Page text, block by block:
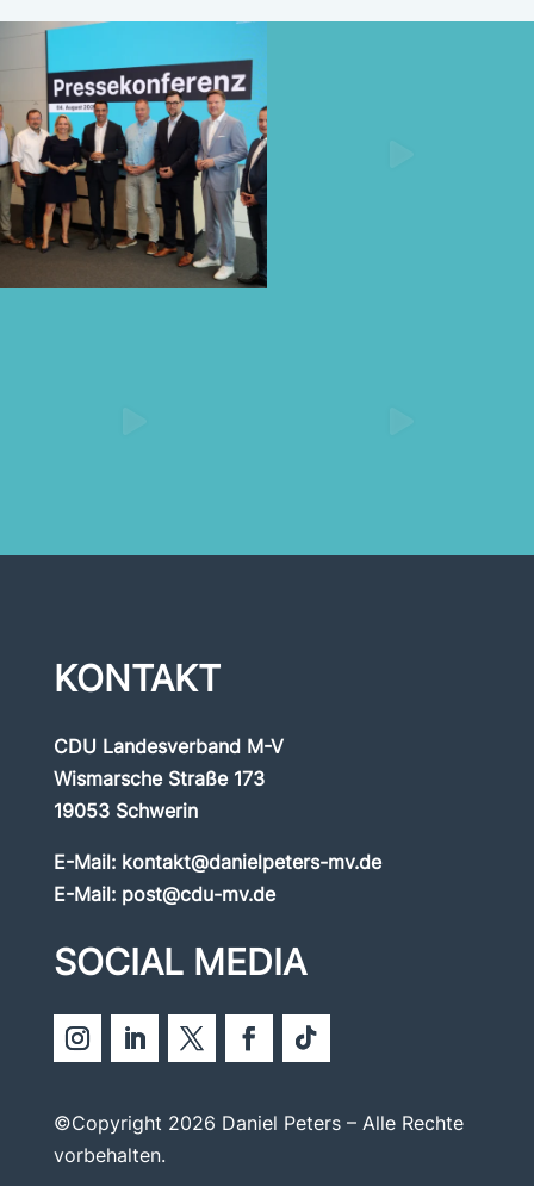
KONTAKT
CDU Landesverband M-V
Wismarsche Straße 173
19053 Schwerin
E-Mail: kontakt@danielpeters-mv.de
E-Mail: post@cdu-mv.de
SOCIAL MEDIA
©Copyright 2026 Daniel Peters – Alle Rechte
vorbehalten.